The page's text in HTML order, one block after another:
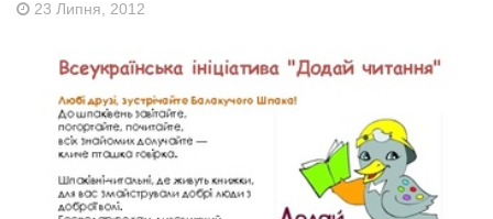
23 Липня, 2012